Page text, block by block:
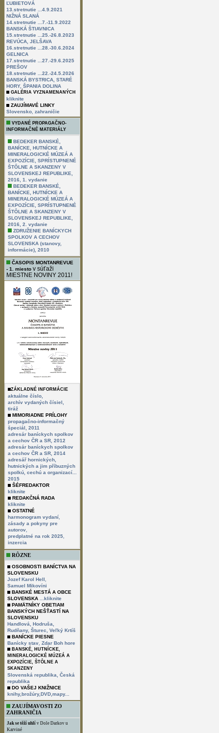
ĽUBIETOVÁ
13.stretnutie ...4.9.2021
NIŽNÁ SLANÁ
14.stretnutie ...7.-11.9.2022
BANSKÁ ŠTIAVNICA
15.stretnutie ...25.-26.8.2023
REVÚCA, JELŠAVA
16.stretnutie ...28.-30.6.2024
GELNICA
17.stretnutie ...27.-29.6.2025
PREŠOV
18.stretnutie ...22.-24.5.2026
BANSKÁ BYSTRICA, STARÉ
HORY, ŠPANIA DOLINA
GALÉRIA VYZNAMENANÝCH
kliknite
ZAUJÍMAVÉ LINKY
Slovensko zahraničie
VYDANÉ PROPAGAČNO-
INFORMAČNÉ MATERIÁLY
BEDEKER BANSKÉ,
BANÍCKE, HUTNÍCKE A
MINERALOGICKÉ MÚZEÁ A
EXPOZÍCIE, SPRÍSTUPNENÉ
ŠTÔLNE A SKANZENY V
SLOVENSKEJ REPUBLIKE,
2016, 1. vydanie
BEDEKER BANSKÉ,
BANÍCKE, HUTNÍCKE A
MINERALOGICKÉ MÚZEÁ A
EXPOZÍCIE, SPRÍSTUPNENÉ
ŠTÔLNE A SKANZENY V
SLOVENSKEJ REPUBLIKE,
2016, 2. vydanie
ZDRUŽENIE BANÍCKYCH
SPOLKOV A CECHOV
SLOVENSKA (stanovy,
informácie), 2010
ČASOPIS MONTANREVUE
- 1. miesto v súťaži
MIESTNE NOVINY 2011!
ZÁKLADNÉ INFORMÁCIE
aktuálne číslo,
archív vydaných čísiel,
tiráž
MIMORIADNE PRÍLOHY
propagačno-informačný
špeciál, 2011
adresár baníckych spolkov
a cechov ČR a SR, 2012
adresár baníckych spolkov
a cechov ČR a SR, 2014
adresář hornických,
hutnických a jim příbuzných
spolkú, cechú a organizací...
2015
ŠÉFREDAKTOR
kliknite
REDAKČNÁ RADA
kliknite
OSTATNÉ
harmonogram vydaní
zásady a pokyny pre
autorov
predplatné na rok 2025
inzercia
RÔZNE
OSOBNOSTI BANÍCTVA NA
SLOVENSKU
Jozef Karol Hell
Samuel Mikovíni
BANSKÉ MESTÁ A OBCE
SLOVENSKA
...kliknite
PAMÄTNÍKY OBETIAM
BANSKÝCH NEŠŤASTÍ NA
SLOVENSKU
Handlová,
Hodruša,
Rudňany, Šturec,
Veľký Krtíš
BANÍCKE PIESNE
Banícky stav Zdar Boh hore
BANSKÉ, HUTNÍCKE,
MINERALOGICKÉ MÚZEÁ A
EXPOZÍCIE, ŠTÔLNE A
SKANZENY
Slovenská republika,
Česká
republika
DO VAŠEJ KNIŽNICE
knihy,brožúry,DVD,mapy...
ZAUJÍMAVOSTI ZO
ZAHRANIČIA
Jak se těží uhlí v Dole Darkov u
Karviné